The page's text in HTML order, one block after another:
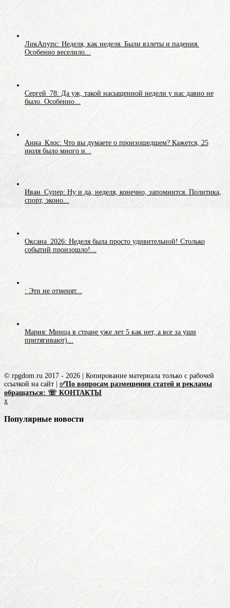
ЛикАпупс: Неделя, как неделя. Были взлеты и падения.
Особенно веселило...
Сергей_78: Да уж, такой насыщенной недели у нас давно не
было. Особенно...
Анна_Клос: Что вы думаете о произошедшем? Кажется, 25
июля было много и...
Иван_Супер: Ну и да, неделя, конечно, запомнится. Политика,
спорт, эконо...
Оксана_2026: Неделя была просто удивительной! Столько
событий произошло!...
: Эти не отменят...
Мария: Минца в стране уже лет 5 как нет, а все за уши
притягивают)...
© rpgdom.ru 2017 - 2026 | Копирование материала только с рабочей
ссылкой на сайт | ✅По вопросам размещения статей и рекламы
обращаться: ☏ КОНТАКТЫ
x
Популярные новости